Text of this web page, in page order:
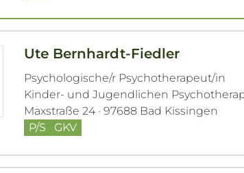
Ute Bernhardt-Fiedler
Psychologische/r Psychotherapeut/in
Kinder- und Jugendlichen
Maxstraße 24 · 97688 Bad Kissingen
P/S
GKV